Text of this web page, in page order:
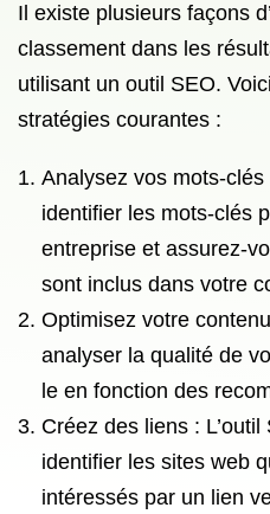
Il existe plusieurs façons
classement dans les
utilisant un outil SEO.
stratégies courantes :
Analysez vos mots-clés
identifier les mots-clés
entreprise et assurez-
sont inclus dans votre
Optimisez votre
analyser la qualité de
le en fonction des
Créez des liens :
identifier les sites web
intéressés par un lien